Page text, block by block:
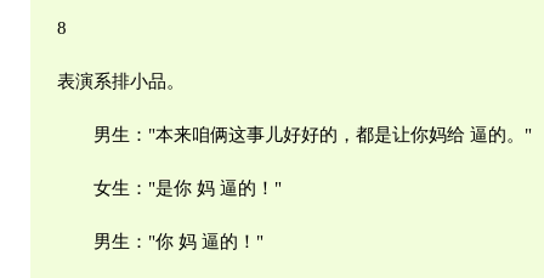
8
表演系排小品。
男生："本来咱俩这事儿好好的，都是让你妈给 逼的。"
女生："是你 妈 逼的！"
男生："你 妈 逼的！"